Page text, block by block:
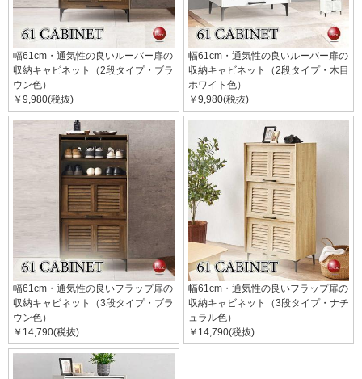
幅61cm・通気性の良いルーバー扉の
収納キャビネット（2段タイプ・ブラ
ウン色）
￥9,980(税抜)
幅61cm・通気性の良いルーバー扉の
収納キャビネット（2段タイプ・木目
ホワイト色）
￥9,980(税抜)
幅61cm・通気性の良いフラップ扉の
収納キャビネット（3段タイプ・ブラ
ウン色）
￥14,790(税抜)
幅61cm・通気性の良いフラップ扉の
収納キャビネット（3段タイプ・ナチ
ュラル色）
￥14,790(税抜)